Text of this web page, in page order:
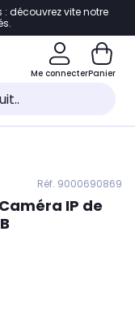
découvrez vite notre
Me connecterPanier
Réf. 9000690869
Caméra IP de